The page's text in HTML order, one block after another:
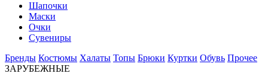
Шапочки
Маски
Очки
Сувениры
Бренды Костюмы Халаты Топы Брюки Куртки Обувь Прочее
ЗАРУБЕЖНЫЕ